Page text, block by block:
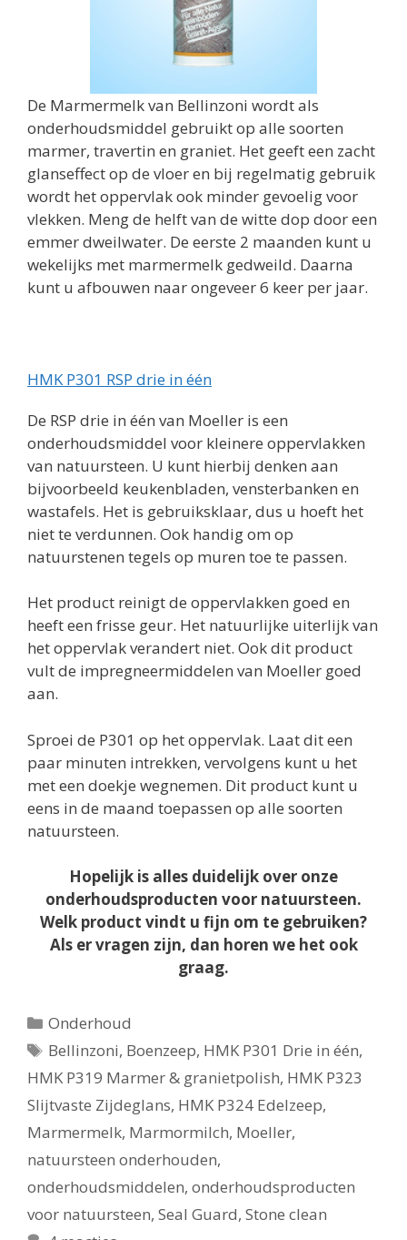
De Marmermelk van Bellinzoni wordt als
onderhoudsmiddel gebruikt op alle soorten
marmer, travertin en graniet. Het geeft een zacht
glanseffect op de vloer en bij regelmatig gebruik
wordt het oppervlak ook minder gevoelig voor
vlekken. Meng de helft van de witte dop door een
emmer dweilwater. De eerste 2 maanden kunt u
wekelijks met marmermelk gedweild. Daarna
kunt u afbouwen naar ongeveer 6 keer per jaar.
HMK P301 RSP drie in één
De RSP drie in één van Moeller is een
onderhoudsmiddel voor kleinere oppervlakken
van natuursteen. U kunt hierbij denken aan
bijvoorbeeld keukenbladen, vensterbanken en
wastafels. Het is gebruiksklaar, dus u hoeft het
niet te verdunnen. Ook handig om op
natuurstenen tegels op muren toe te passen.
Het product reinigt de oppervlakken goed en
heeft een frisse geur. Het natuurlijke uiterlijk van
het oppervlak verandert niet. Ook dit product
vult de impregneermiddelen van Moeller goed
aan.
Sproei de P301 op het oppervlak. Laat dit een
paar minuten intrekken, vervolgens kunt u het
met een doekje wegnemen. Dit product kunt u
eens in de maand toepassen op alle soorten
natuursteen.
Hopelijk is alles duidelijk over onze
onderhoudsproducten voor natuursteen.
Welk product vindt u fijn om te gebruiken?
Als er vragen zijn, dan horen we het ook
graag.
Categorieën
Onderhoud
Tags
Bellinzoni, Boenzeep, HMK P301 Drie in één,
HMK P319 Marmer & granietpolish, HMK P323
Slijtvaste Zijdeglans, HMK P324 Edelzeep,
Marmermelk, Marmormilch, Moeller,
natuursteen onderhouden,
onderhoudsmiddelen, onderhoudsproducten
voor natuursteen, Seal Guard, Stone clean